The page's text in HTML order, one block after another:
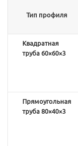
Тип профиля
Квадратная
труба 60×60×3
Прямоугольная
труба 80×40×3